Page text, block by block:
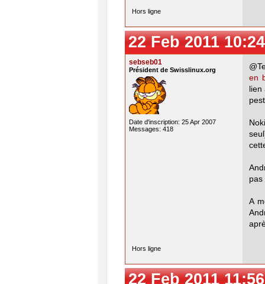
Hors ligne
22 Feb 2011
sebseb01
Président de Swisslinux.org
Date d'inscription: 25 Apr 2007
Messages: 418
en
pas
A
Hors ligne
22 Feb 2011